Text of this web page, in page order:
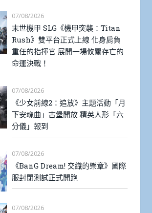
07/08/2026
末世機甲 SLG《機甲突襲：Titan
Rush》雙平台正式上線 化身肩負
重任的指揮官 展開一場攸關存亡的
命運決戰！
07/08/2026
《少女前線2：追放》主題活動「月
下安魂曲」古堡開放 精英人形「六
分儀」報到
07/08/2026
《BanG Dream! 交織的樂章》國際
服封閉測試正式開跑
07/08/2026